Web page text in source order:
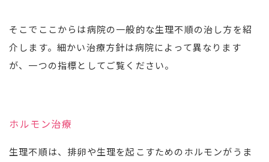
そこでここからは病院の一般的な生理不順の治し方を紹
介します。細かい治療方針は病院によって異なります
が、一つの指標としてご覧ください。
ホルモン治療
生理不順は、排卵や生理を起こすためのホルモンがうま